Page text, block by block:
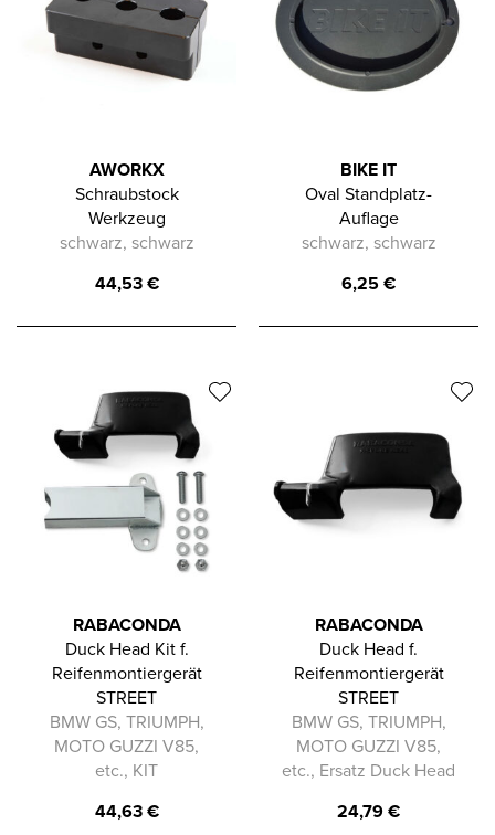
AWORKX
Schraubstock
Werkzeug
schwarz, schwarz
44,53€
BIKE IT
Oval Standplatz-
Auflage
schwarz, schwarz
6,25€
RABACONDA
Duck Head Kit f.
Reifenmontiergerät
STREET
BMW GS, TRIUMPH,
MOTO GUZZI V85,
etc., KIT
44,63€
RABACONDA
Duck Head f.
Reifenmontiergerät
STREET
BMW GS, TRIUMPH,
MOTO GUZZI V85,
etc., Ersatz Duck Head
24,79€